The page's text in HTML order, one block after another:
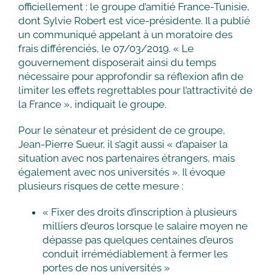
officiellement : le groupe d’amitié France-Tunisie,
dont Sylvie Robert est vice-présidente. Il a publié
un communiqué appelant à un moratoire des
frais différenciés, le 07/03/2019. « Le
gouvernement disposerait ainsi du temps
nécessaire pour approfondir sa réflexion afin de
limiter les effets regrettables pour l’attractivité de
la France », indiquait le groupe.
Pour le sénateur et président de ce groupe,
Jean-Pierre Sueur, il s’agit aussi « d’apaiser la
situation avec nos partenaires étrangers, mais
également avec nos universités ». Il évoque
plusieurs risques de cette mesure :
« Fixer des droits d’inscription à plusieurs
milliers d’euros lorsque le salaire moyen ne
dépasse pas quelques centaines d’euros
conduit irrémédiablement à fermer les
portes de nos universités »